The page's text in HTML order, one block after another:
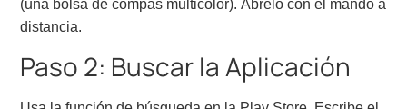
(una bolsa de compas multicolor). Ábrelo con el mando a
distancia.
Paso 2: Buscar la Aplicación